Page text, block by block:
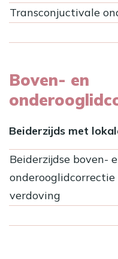
Transconjuctivale
Boven- en
Beiderzijds met
Beiderzijdse boven-
verdoving